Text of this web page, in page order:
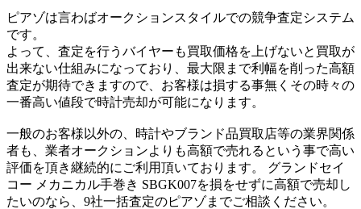
ピアゾは言わばオークションスタイルでの競争査定システム
です。
よって、査定を行うバイヤーも買取価格を上げないと買取が
出来ない仕組みになっており、最大限まで利幅を削った高額
査定が期待できますので、お客様は損する事無くその時々の
一番高い値段で時計売却が可能になります。
一般のお客様以外の、時計やブランド品買取店等の業界関係
者も、業者オークションよりも高額で売れるという事で高い
評価を頂き継続的にご利用頂いております。 グランドセイ
コー メカニカル手巻き SBGK007を損をせずに高額で売却し
たいのなら、9社一括査定のピアゾまでご相談ください。